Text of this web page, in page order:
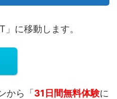
に移動します。
から「31日間無料体験に